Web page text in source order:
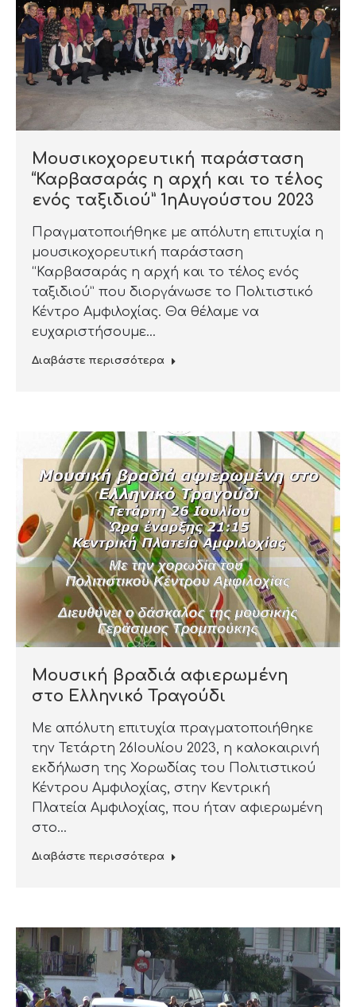
Μουσικοχορευτική παράσταση
“Καρβασαράς η αρχή και το τέλος
ενός ταξιδιού” 1ηΑυγούστου 2023
Πραγματοποιήθηκε με απόλυτη επιτυχία η
μουσικοχορευτική παράσταση
“Καρβασαράς η αρχή και το τέλος ενός
ταξιδιού” που διοργάνωσε το Πολιτιστικό
Κέντρο Αμφιλοχίας. Θα θέλαμε να
ευχαριστήσουμε…
Διαβάστε περισσότερα
Μουσική βραδιά αφιερωμένη
στο Ελληνικό Τραγούδι
Με απόλυτη επιτυχία πραγματοποιήθηκε
την Τετάρτη 26Ιουλίου 2023, η καλοκαιρινή
εκδήλωση της Χορωδίας του Πολιτιστικού
Κέντρου Αμφιλοχίας, στην Κεντρική
Πλατεία Αμφιλοχίας, που ήταν αφιερωμένη
στο…
Διαβάστε περισσότερα